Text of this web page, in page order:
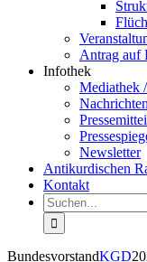
Antrag auf
Infothek
Mediathek
Nachrichten
Newsletter
Antikurdischen
Kontakt
Suche
nach:
BundesvorstandKGD